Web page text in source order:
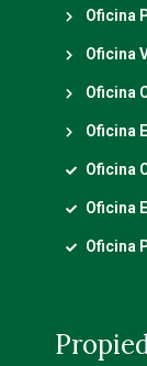
Oficina
Oficina
Oficina
Oficina
Oficina
Oficina
Oficina